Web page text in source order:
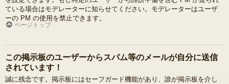
ている場合はモデレーターに知らせてください。モデレーターはユーザ
ーの PM の使用を禁止できます。
ページトップ
この掲示板のユーザーからスパム等のメールが自分に送信
されています！
誠に残念です。掲示板にはセーフガード機能があり、誰が掲示板を介し